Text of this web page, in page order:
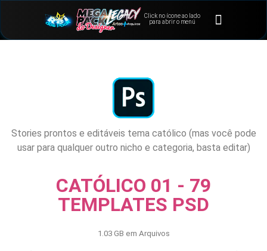
Click no ícone ao lado
para abrir o menú
Stories prontos e editáveis tema católico (mas você pode
usar para qualquer outro nicho e categoria, basta editar)
CATÓLICO 01 - 79
TEMPLATES PSD
1.03 GB em Arquivos